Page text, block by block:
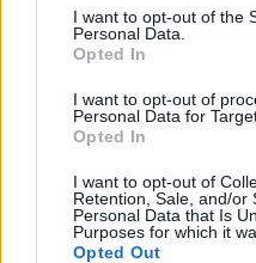
I want to opt-out of the
Personal Data.
Opted In
I want to opt-out of
Personal Data for
Opted In
I want to opt-out of
Retention, Sale, and/or
Personal Data that Is
Purposes for which it
Opted Out
ARTICLES CONNEXES
Canicule : les conseils
essentiels des
cardiologues pour
éviter le danger
Éclipse du
attention
lunettes